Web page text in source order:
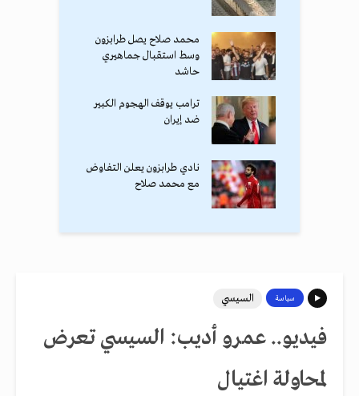
محمد صلاح يصل طرابزون
وسط استقبال جماهيري
حاشد
ترامب يوقف الهجوم الكبير
ضد إيران
نادي طرابزون يعلن التفاوض
مع محمد صلاح
سياسة السيسي
فيديو.. عمرو أديب: السيسي تعرض
لمحاولة اغتيال